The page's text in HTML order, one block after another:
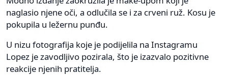
naglasio njene oči, a odlučila se i za crveni ruž. Kosu je
pokupila u ležernu punđu.
U nizu fotografija koje je podijelila na Instagramu
Lopez je zavodljivo pozirala, što je izazvalo pozitivne
reakcije njenih pratitelja.